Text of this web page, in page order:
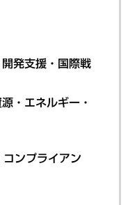
発支援・国際戦
・エネルギー・
ンプライアン